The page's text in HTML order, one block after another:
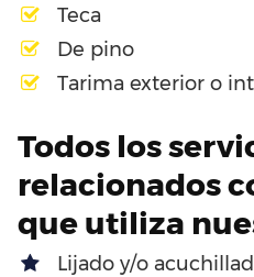
Teca
De pino
Tarima exterior o
Todos los
relacionados
que utiliza
Lijado y/o